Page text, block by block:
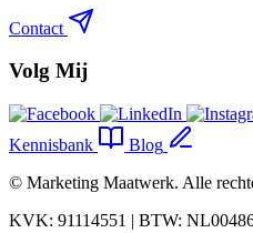
Contact
Volg Mij
Kennisbank
Blog
© Marketing Maatwerk. Alle
KVK: 91114551 | BTW: